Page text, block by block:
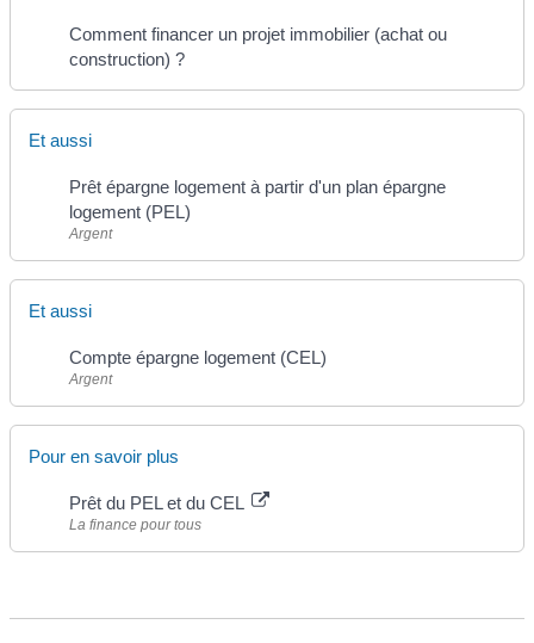
Comment financer un projet immobilier (achat ou
construction) ?
Et aussi
Prêt épargne logement à partir d'un plan épargne
logement (PEL)
Argent
Et aussi
Compte épargne logement (CEL)
Argent
Pour en savoir plus
Prêt du PEL et du CEL
La finance pour tous